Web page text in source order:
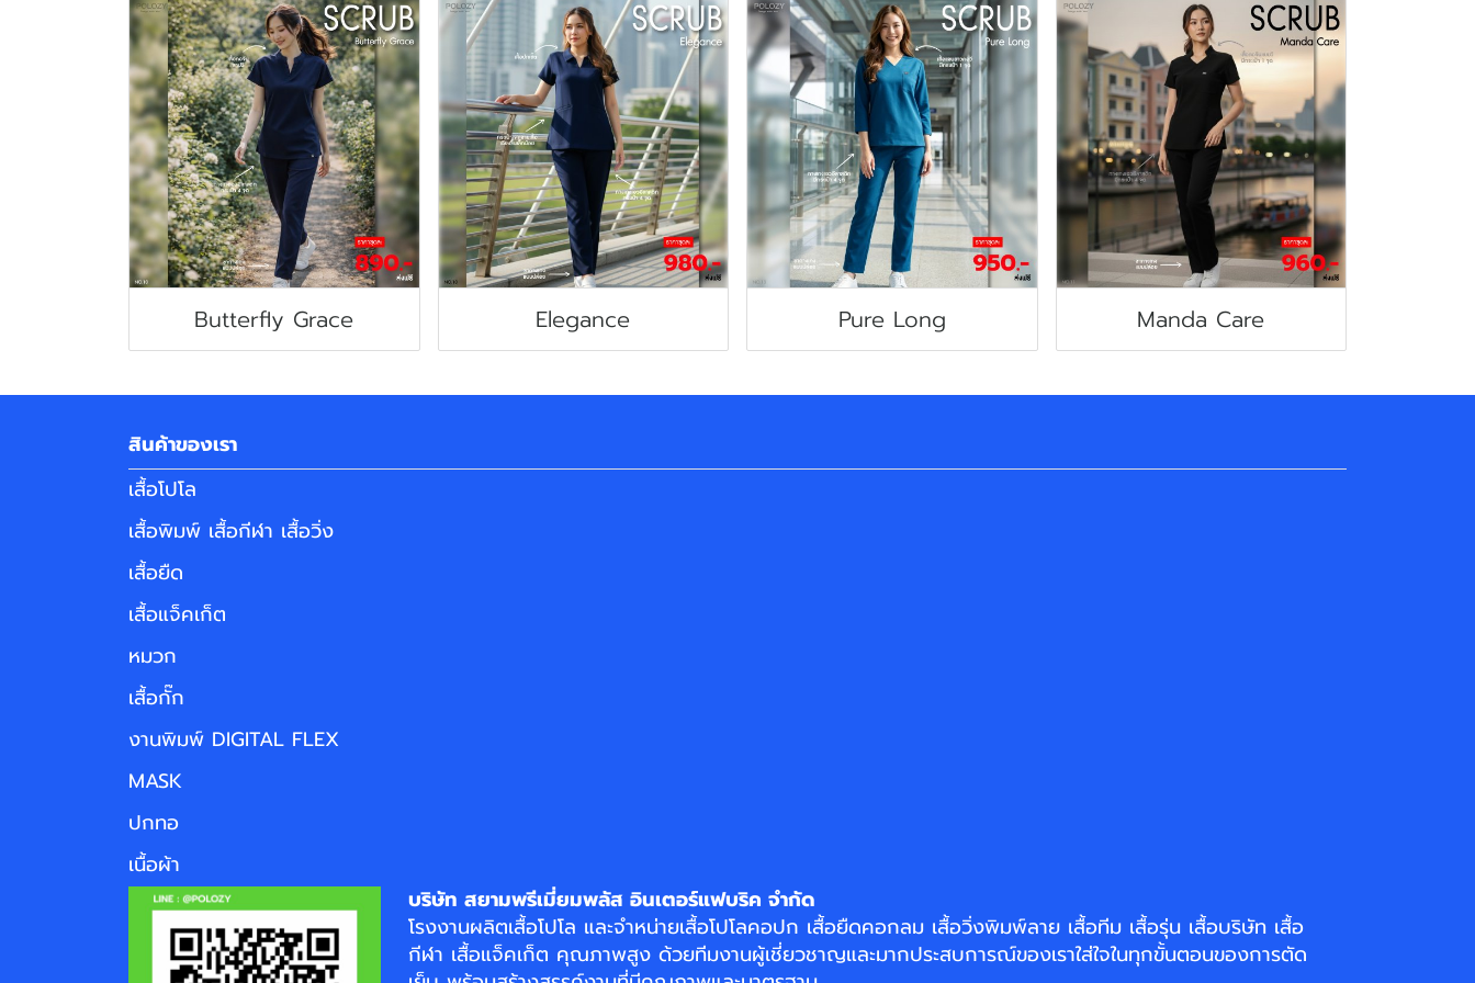
Butterfly Grace Elegance Pure Long Manda Care
สินค้าของเรา
เสื้อโปโล
เสื้อพิมพ์ เสื้อกีฬา เสื้อวิ่ง
เสื้อยืด
เสื้อแจ็คเก็ต
หมวก
เสื้อกั๊ก
งานพิมพ์ DIGITAL FLEX
MASK
ปกทอ
เนื้อผ้า
บริษัท สยามพรีเมี่ยมพลัส อินเตอร์แฟบริค จำกัด
โรงงานผลิตเสื้อโปโล และจำหน่ายเสื้อโปโลคอปก เสื้อยืดคอกลม เสื้อวิ่งพิมพ์ลาย เสื้อทีม เสื้อรุ่น เสื้อบริษัท เสื้อ
กีฬา เสื้อแจ็คเก็ต คุณภาพสูง ด้วยทีมงานผู้เชี่ยวชาญและมากประสบการณ์ของเราใส่ใจในทุกขั้นตอนของการตัด